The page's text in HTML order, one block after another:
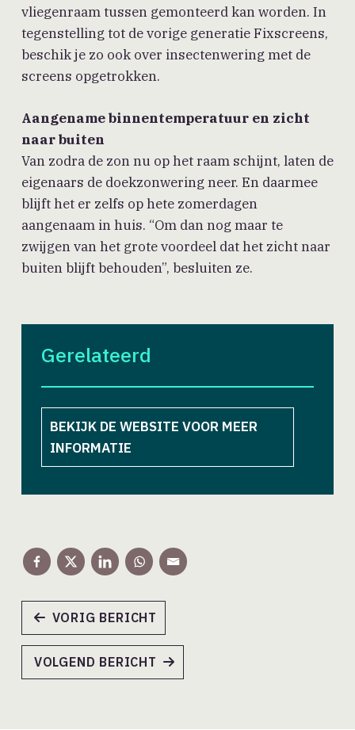
vliegenraam tussen gemonteerd kan worden. In
tegenstelling tot de vorige generatie Fixscreens,
beschik je zo ook over insectenwering met de
screens opgetrokken.
Aangename binnentemperatuur en zicht
naar buiten
Van zodra de zon nu op het raam schijnt, laten de
eigenaars de doekzonwering neer. En daarmee
blijft het er zelfs op hete zomerdagen
aangenaam in huis. “Om dan nog maar te
zwijgen van het grote voordeel dat het zicht naar
buiten blijft behouden”, besluiten ze.
Gerelateerd
BEKIJK DE WEBSITE VOOR MEER
INFORMATIE
VORIG BERICHT
VOLGEND BERICHT